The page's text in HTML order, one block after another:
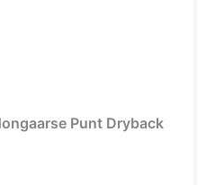
Punt Dryback